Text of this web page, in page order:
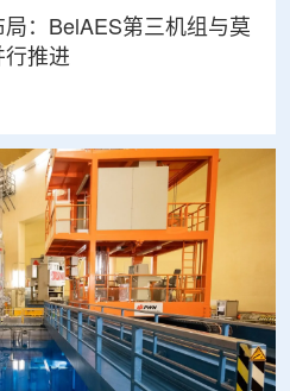
：BelAES第三机组与莫
行推进